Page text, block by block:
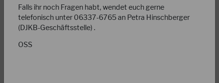
Falls ihr noch Fragen habt, wendet euch gerne
telefonisch unter 06337-6765 an Petra Hinschberger
(DJKB-Geschäftsstelle) .
OSS